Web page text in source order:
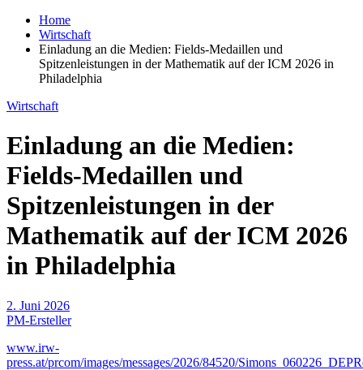
Home
Wirtschaft
Einladung an die Medien: Fields-Medaillen und
Spitzenleistungen in der Mathematik auf der ICM 2026 in
Philadelphia
Wirtschaft
Einladung an die Medien:
Fields-Medaillen und
Spitzenleistungen in der
Mathematik auf der ICM 2026
in Philadelphia
2. Juni 2026
PM-Ersteller
www.irw-
press.at/prcom/images/messages/2026/84520/